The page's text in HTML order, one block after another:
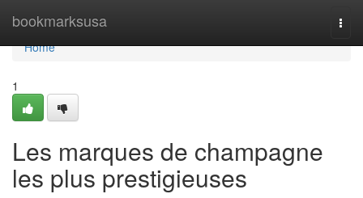
bookmarksusa
Home
Home
1
Les marques de champagne
les plus prestigieuses